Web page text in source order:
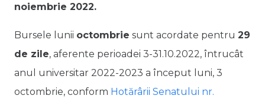
noiembrie 2022.
Bursele lunii octombrie sunt acordate pentru 29
de zile, aferente perioadei 3-31.10.2022, întrucât
anul universitar 2022-2023 a început luni, 3
octombrie, conform Hotărârii Senatului nr.